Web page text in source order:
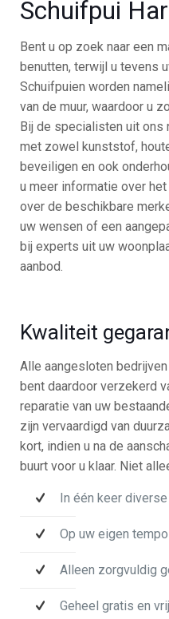
Schuifpui
Bent u op zoek naar een
benutten, terwijl u tevens
Schuifpuien worden
van de muur, waardoor u
Bij de specialisten uit
met zowel kunststof,
beveiligen en ook
u meer informatie over
over de beschikbare
uw wensen of een
bij experts uit uw
aanbod.
Kwaliteit
Alle aangesloten
bent daardoor verzekerd
reparatie van uw
zijn vervaardigd van
kort, indien u na de
buurt voor u klaar. Niet
In één keer
Op uw eigen
Alleen zorgvuldig
Geheel gratis en